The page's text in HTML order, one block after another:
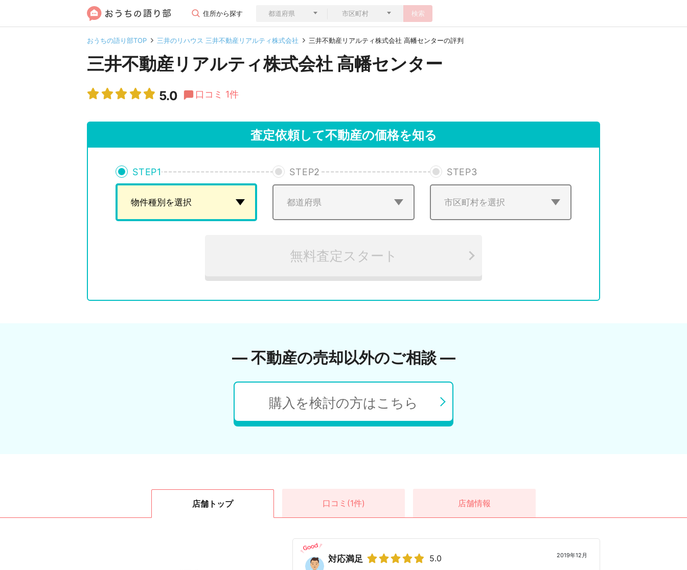
住所から探す 検索
おうちの語り部TOP 三井のリハウス 三井不動産リアルティ株式会社 三井不動産リアルティ株式会社 高幡センターの評判
三井不動産リアルティ株式会社 高幡センター
5.0 口コミ 1件
査定依頼して不動産の価格を知る
STEP1 STEP2 STEP3
無料査定スタート
― 不動産の売却以外のご相談 ―
購入を検討の方はこちら
店舗 トップ 口コミ (1件) 店舗情報
2019年12月
対応満足 5.0